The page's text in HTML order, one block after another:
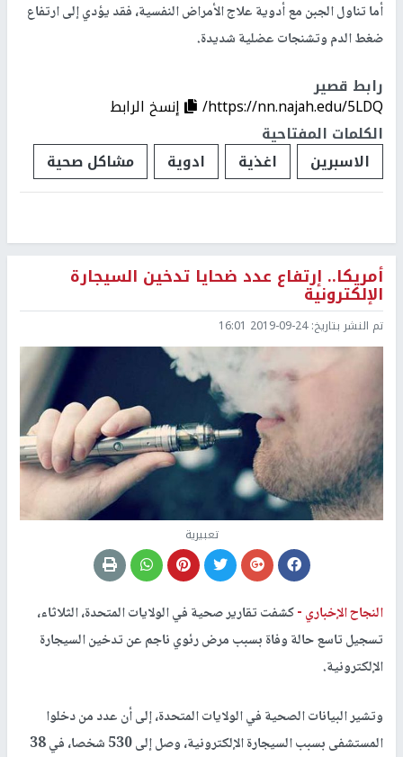
أما تناول الجبن مع أدوية علاج الأمراض النفسية، فقد يؤدي إلى ارتفاع
ضغط الدم وتشنجات عضلية شديدة.
رابط قصير
https://nn.najah.edu/5LDQ/
إنسخ الرابط
الكلمات المفتاحية
الاسبرين
اغذية ادوية مشاكل صحية
أمريكا.. إرتفاع عدد ضحايا تدخين السيجارة
الإلكترونية
تم النشر بتاريخ:2019-09-24 16:01
تعبيرية
النجاح الإخباري -كشفت تقارير صحية في الولايات المتحدة، الثلاثاء،
تسجيل تاسع حالة وفاة بسبب مرض رئوي ناجم عن تدخين السيجارة
الإلكترونية.
وتشير البيانات الصحية في الولايات المتحدة، إلى أن عدد من دخلوا
المستشفى بسبب السيجارة الإلكترونية، وصل إلى 530 شخصا، في 38